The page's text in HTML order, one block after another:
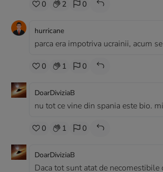
0 2 0
hurricane
parca era impotriva ucrainii, acum
0 1 0
DoarDiviziaB
nu tot ce vine din spania este bio.
0 1 0
DoarDiviziaB
Daca tot sunt atat de necomestibile